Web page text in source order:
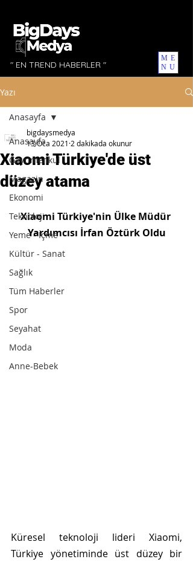
ME
NU
" EN TREND HABERLER "
Yazı
Anasayfa
Gayrimenkul
Magazin
Ekonomi
Teknoloji
Yeme - İçme
Kültür - Sanat
Sağlık
Tüm Haberler
Spor
Seyahat
Moda
Anne-Bebek
Anasayfa
Xiaomi Türkiye'de üst
düzey atama
bigdaysmedya
13 Oca 2021 2 dakikada okunur
Xiaomi Türkiye'nin Ülke Müdür
Yardımcısı İrfan Öztürk Oldu
Küresel teknoloji lideri Xiaomi,
Türkiye yönetiminde üst düzey bir